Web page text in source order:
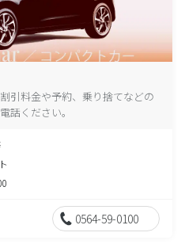
引料金や予約、乗り捨てなどの
話ください。
0564-59-0100